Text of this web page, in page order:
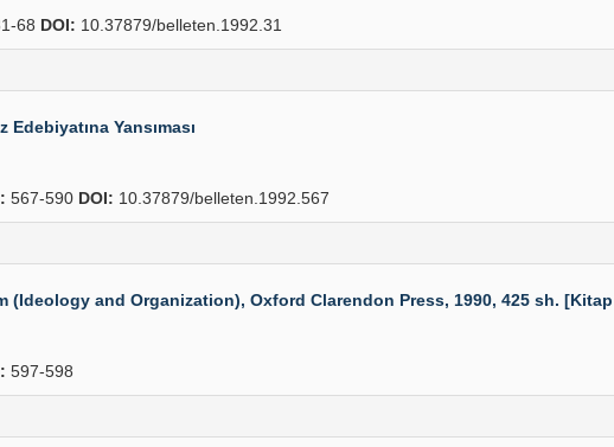
68 DOI: 10.37879/belleten.1992.31
Yansıması
567-590 DOI: 10.37879/belleten.1992.567
and Organization), Oxford Clarendon Press, 1990, 425 sh. [Kitap
597-598